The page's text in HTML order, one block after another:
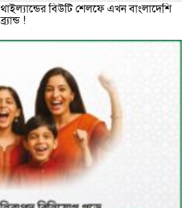
থাইল্যান্ডের বিউটি শেলফে এখন বাংলাদেশি
ব্র্যান্ড !
Remark’s ‘Double Lakhpati’
Campaign Crowns Sirajganj
Retailer as Second Lucky Winner
Australia, UNICEF Sign A$16
Million Humanitarian Aid Agreement
for Rohingya and Host Communities